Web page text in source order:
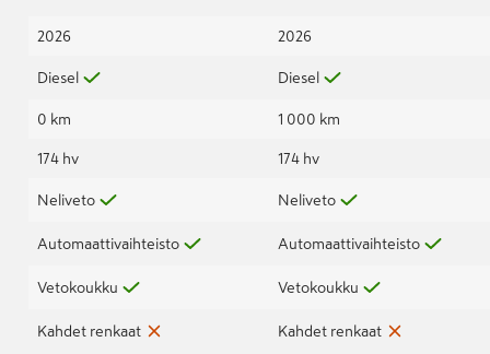
2026
Diesel
0 km
174 hv
Neliveto
Automaattivaihteisto
Vetokoukku
Kahdet renkaat
2026
Diesel
1 000 km
174 hv
Neliveto
Automaattivaihteisto
Vetokoukku
Kahdet renkaat